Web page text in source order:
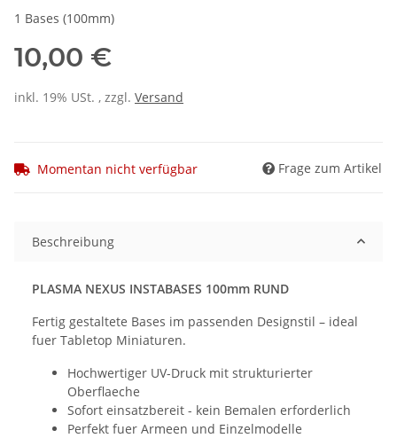
1 Bases (100mm)
10,00 €
inkl. 19% USt. , zzgl. Versand
Momentan nicht verfügbar Frage zum Artikel
Beschreibung
PLASMA NEXUS INSTABASES 100mm RUND
Fertig gestaltete Bases im passenden Designstil – ideal
fuer Tabletop Miniaturen.
Hochwertiger UV-Druck mit strukturierter
Oberflaeche
Sofort einsatzbereit - kein Bemalen erforderlich
Perfekt fuer Armeen und Einzelmodelle